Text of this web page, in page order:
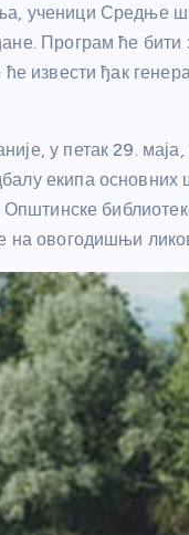
ученици Средње
Програм ће
извести ђак
у петак 29.
екипа основних
на овогодишњи